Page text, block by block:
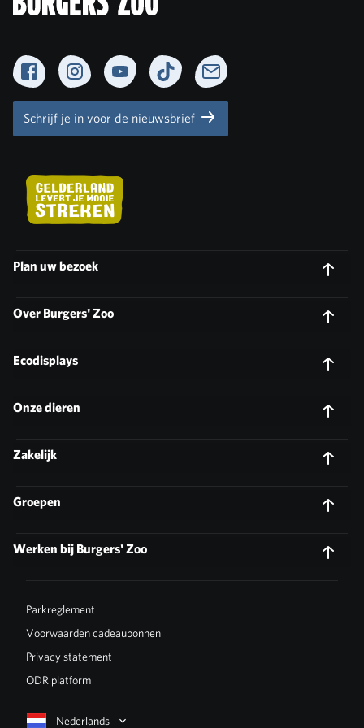
FacebookInstagramYouTubeTikTok Newsletter
Schrijf je in voor de nieuwsbrief
Plan uw bezoek
Over Burgers' Zoo
Ecodisplays
Onze dieren
Zakelijk
Groepen
Werken bij Burgers' Zoo
Nederlands
Parkreglement
Voorwaarden cadeaubonnen
Privacy statement
ODR platform